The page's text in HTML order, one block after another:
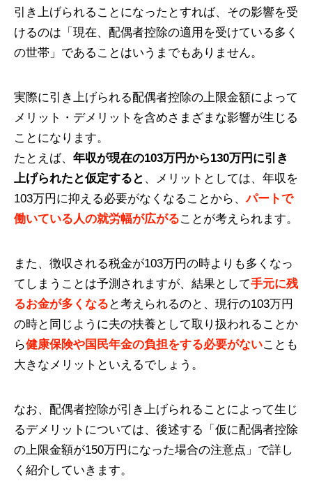
引き上げられることになったとすれば、その影響を受
けるのは「現在、配偶者控除の適用を受けている多く
の世帯」であることはいうまでもありません。
実際に引き上げられる配偶者控除の上限金額によって
メリット・デメリットを含めさまざまな影響が生じる
ことになります。
たとえば、 年収が現在の103万円から130万円に引き
上げられたと仮定すると 、メリットとしては、年収を
103万円に抑える必要がなくなることから、パートで
働いている人の就労幅が広がることが考えられます。
また、徴収される税金が103万円の時よりも多くなっ
てしまうことは予測されますが、結果として手元に残
るお金が多くなる と考えられるのと、現行の103万円
の時と同じように夫の扶養として取り扱われることか
ら健康保険や国民年金の負担をする必要がないことも
大きなメリットといえるでしょう。
なお、配偶者控除が引き上げられることによって生じ
るデメリットについては、後述する「仮に配偶者控除
の上限金額が150万円になった場合の注意点」で詳し
く紹介していきます。